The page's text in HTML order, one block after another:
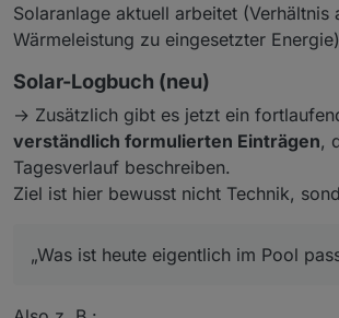
Solaranlage aktuell arbeitet (Verhältnis
Wärmeleistung zu eingesetzter
Solar-Logbuch (neu)
→ Zusätzlich gibt es jetzt ein
verständlich formulierten Einträgen,
Tagesverlauf beschreiben.
Ziel ist hier bewusst nicht Technik,
„Was ist heute eigentlich im Pool